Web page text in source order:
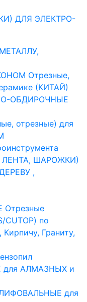
ДЛЯ ЭЛЕКТРО-
Отрезные,
(КИТАЙ)
ОБДИРОЧНЫЕ
отрезные) для
ШАРОЖКИ)
,
CUTOP) по
Граниту,
АЛМАЗНЫХ и
для